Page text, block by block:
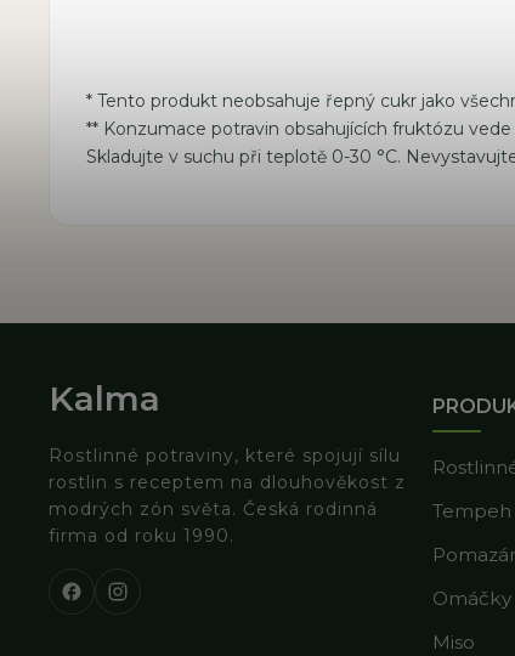
* Tento produkt neobsahuje řepný cukr jako
** Konzumace potravin obsahujících fruktózu
Skladujte v suchu při teplotě 0-30 °C.
Kalma
Rostlinné potraviny, které spojují sílu
rostlin s receptem na dlouhověkost z
modrých zón světa. Česká rodinná
firma od roku 1990.
Tempeh
Omáčky
Miso